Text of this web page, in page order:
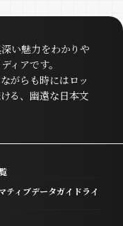
い魅力をわかりや
ィアです。
がらも時にはロッ
る、幽遠な日本文
ティブデータガイドライ